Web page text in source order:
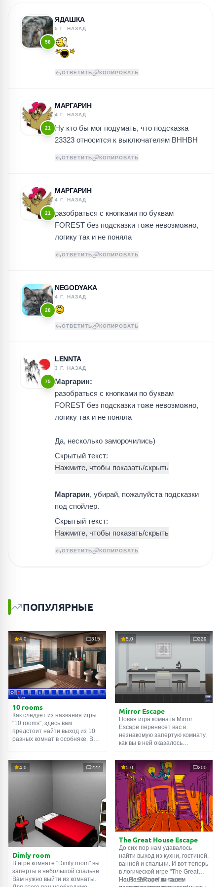
58
ЯДАШКА
5 Г. НАЗАД
ОТВЕТИТЬ КОПИРОВАТЬ
21
МАРГАРИН
4 Г. НАЗАД
Ну кто бы мог подумать, что подсказка
23323 относится к выключателям ВННВН
ОТВЕТИТЬ КОПИРОВАТЬ
21
МАРГАРИН
4 Г. НАЗАД
разобраться с кнопками по буквам
FOREST без подсказки тоже невозможно,
логику так и не поняла
ОТВЕТИТЬ КОПИРОВАТЬ
28
NEGODYAKA
4 Г. НАЗАД
ОТВЕТИТЬ КОПИРОВАТЬ
75
LENNTA
3 Г. НАЗАД
Маргарин:
разобраться с кнопками по буквам
FOREST без подсказки тоже невозможно,
логику так и не поняла
Да, несколько заморочились)
Скрытый текст:
Маргарин, убирай, пожалуйста подсказки
под спойлер.
Скрытый текст:
ОТВЕТИТЬ КОПИРОВАТЬ
ПОПУЛЯРНЫЕ
4.0 315
10 rooms
Как следует из названия игры
"10 rooms", здесь вам
предстоит найти выход из 10
разных комнат в особняке. В
их, чтобы выйти. Выход из
одной комнаты является
5.0 229
Mirror Escape
Новая игра комната Mirror
Escape перенесет вас в
незнакомую запертую комнату,
как вы в ней оказалось
смекалки попробуйте решить
все, приготовленные авторами
для вас, головоломки и найти
выход на свободу.
Внимательно осмотрите
помещение, возможно вы
сможете найти какие-нибудь
подсказки. Желаем удачи!
4.0 222
Dimly room
В игре комнате "Dimly room" вы
заперты в небольшой спальне.
Вам нужно выйти из комнаты.
5.0 200
The Great House Escape
До сих пор нам удавалось
найти выход из кухни, гостиной,
ванной и спальни. И вот теперь
в логической игре "The Great
House Escape" в нашем
На FlashRoom.ru также